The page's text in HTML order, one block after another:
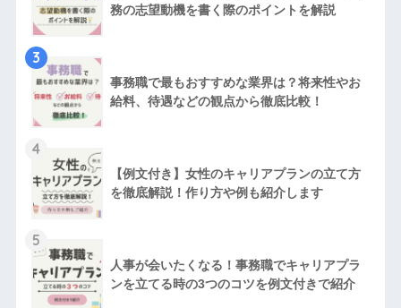
務の志望動機を書く際のポイントを解説
3
事務職で最もおすすめな業界は？将来性やお
給料、待遇などの観点から徹底比較！
4
【例文付き】女性のキャリアプランの立て方
を徹底解説！作り方や例も紹介します
5
人事が会いたくなる！事務職でキャリアプラ
ンを立てる時の3つのコツを例文付きで紹介